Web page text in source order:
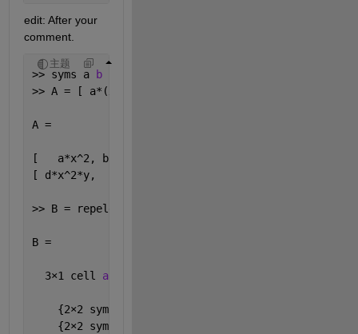
edit: After your
comment.
主题
>> syms a
b c d x y z
>> A = [ a*(x^2) , b*(y^3) ; d*(x^2)*y , c ]
A =
[   a*x^2, b*y^3]
[ d*x^2*y,     c]
>> B = repelem({A},3,1)
B =
  3
×1 cell array
    {2
×2 sym}
    {2
×2 sym}